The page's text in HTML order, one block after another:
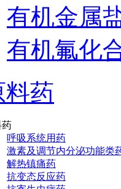
有机金属
有机氟化
料药
药
呼吸系统用药
激素及调节内分泌功能类
解热镇痛药
抗变态反应药